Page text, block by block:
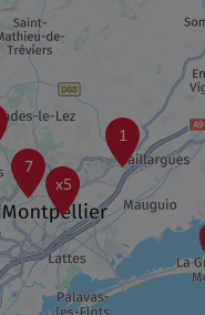
7
1
x5